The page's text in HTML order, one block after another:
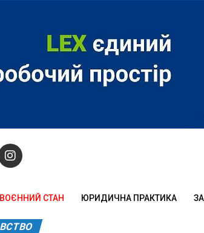
ВОЄННИЙ СТАН ЮРИДИЧНА ПРАКТИКА